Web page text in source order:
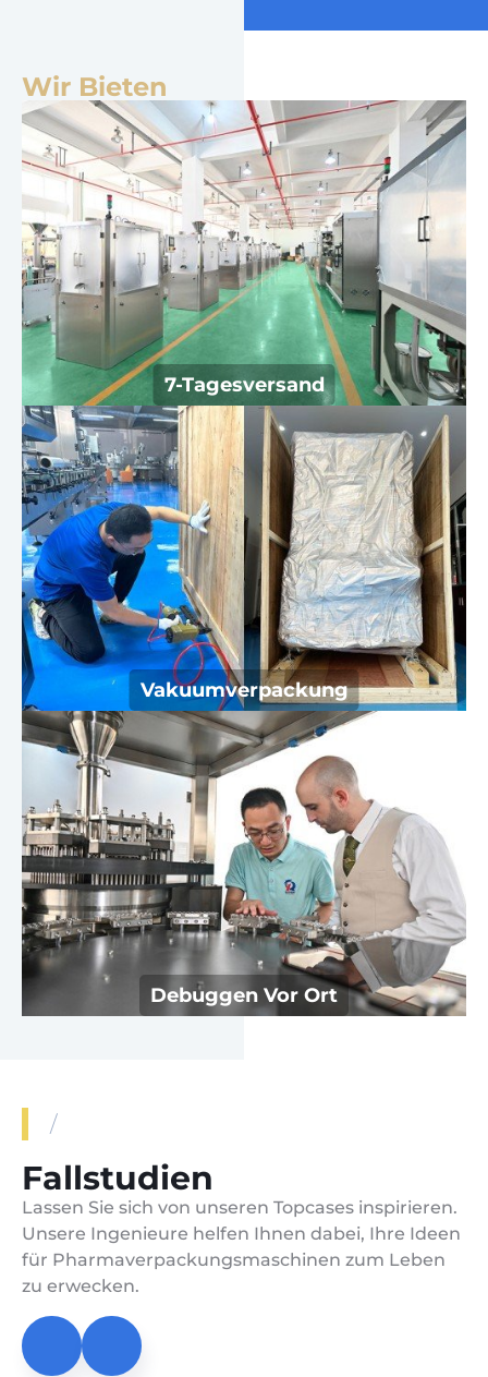
Wir Bieten
7-Tagesversand
Ausreichender Bestand, schnellste
Lieferung innerhalb 7 Tage..
Vakuumverpackung
Wir ölen die freiliegenden Teile der
Maschine mit Öl ein und verpacken sie
vakuumiert, um Staub zu vermeiden,
Rost und Korrosion.
Debuggen Vor Ort
Lokale Dienstzentren in Hongkong und
den Vereinigten Staaten bieten
Unterstützung vor Ort,.
/
Fallstudien
Lassen Sie sich von unseren Topcases inspirieren.
Unsere Ingenieure helfen Ihnen dabei, Ihre Ideen
für Pharmaverpackungsmaschinen zum Leben
zu erwecken.